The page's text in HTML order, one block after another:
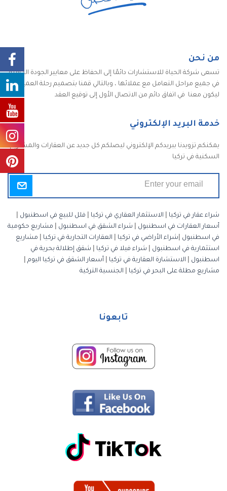
من نحن
تسعى شركة الحياة للاستشارات دائمًا إلى الحفاظ على معايير الجودة الكاملة
في جميع مراحل التعامل مع عملائها ، وبالتالي قمنا بتصميم رحلة العميل
ليكون معنا في اتفاق دائم من الاتصال الأول إلى توقيع العقد
خدمة البريد الإلكتروني
يمكنكم تزويدنا ببريدكم الإلكتروني ليصلكم كل جديد عن العقارات والمشاريع
السكنية في تركيا
شراء عقار في تركيا الاستثمار العقاري في تركيا فلل للبيع في اسطنبول
أسعار العقارات في اسطنبول
شراء الشقق في اسطنبول
مشاريع حكومية
في اسطنبول
شراء الأراضي في تركيا العقارات التجارية في تركيا
مشاريع
استثمارية في اسطنبول
شراء فيلا في تركيا
شقق إطلالة بحرية في
اسطنبول
الاستشارة العقارية في تركيا أسعار الشقق في تركيا اليوم
مشاريع مطلة على البحر في تركيا
الجنسية التركية
تابعونا